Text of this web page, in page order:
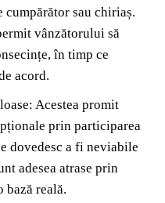
sau chiriaș.
vânzătorului să
în timp ce
acord.
Acestea promit
prin participarea
dovedesc a fi neviabile
adesea atrase prin
bază reală.